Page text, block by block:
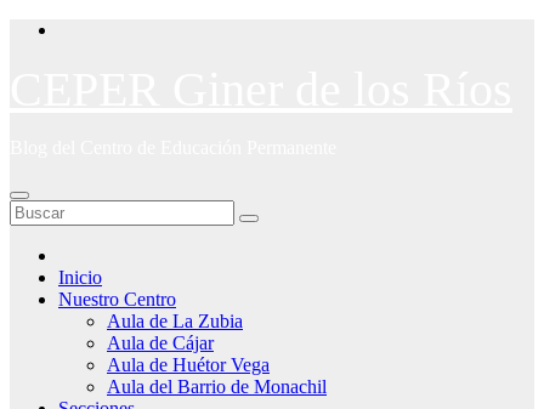
Saltar
Inicio
Nuestro Centro
Aula de La Zubia
Aula de Cájar
Aula de Huétor Vega
Aula del Barrio de Monachil